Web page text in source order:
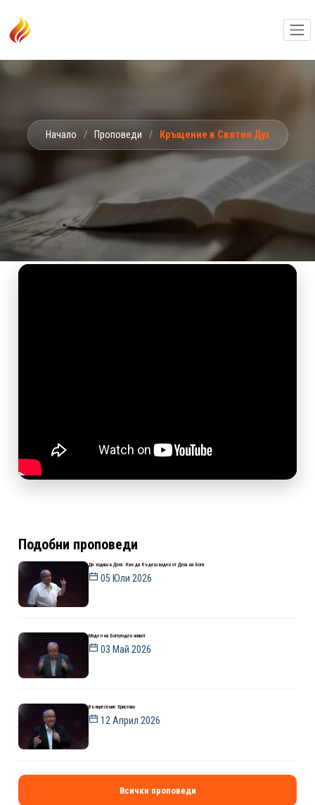
Начало / Проповеди / Кръщение в Святия Дух
Подобни проповеди
Да ходиш в Духа: Как да бъдеш воден от Духа на Бога
05 Юли 2026
Модел на Богоугоден живот
03 Май 2026
Възкресение Христово
12 Април 2026
Всички проповеди